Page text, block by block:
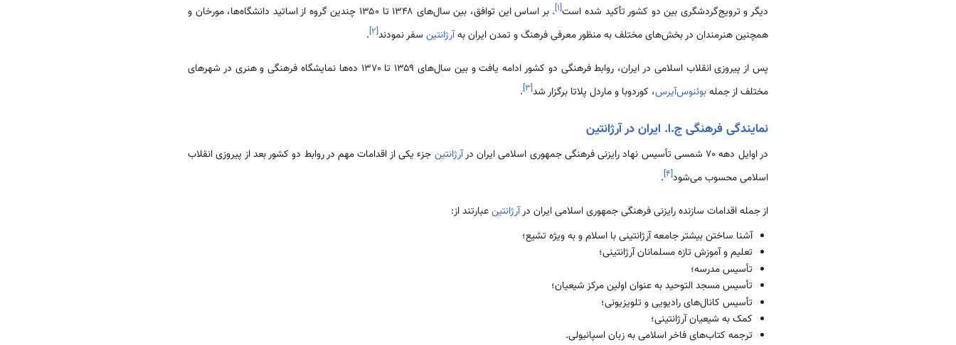
دیگر و ترویج‌گردشگری بین دو کشور تأکید شده است[۱]
. بر اساس این توافق، بین سال‌های ۱۳۴۸ تا ۱۳۵۰ چندین گروه از اساتید دانشگاه‌ها، مورخان و
همچنین هنرمندان در بخش‌های مختلف به منظور معرفی فرهنگ و تمدن ایران بهآرژانتین سفر نمودند[۲]
.
پس از پیروزی انقلاب اسلامی در ایران، روابط فرهنگی دو کشور ادامه یافت و بین سال‌های ۱۳۵۹ تا ۱۳۷۰ ده‌ها نمایشگاه فرهنگی و هنری در شهرهای
مختلف از جملهبوئنوس‌آیرس، کوردوبا و ماردل پلاتا برگزار شد[۳]
.
نمایندگی فرهنگی ج.ا. ایران در آرژانتین
در اوایل دهه ۷۰ شمسی تأسیس نهاد رایزنی فرهنگی جمهوری اسلامی ایران در آرژانتین جزء یکی از اقدامات مهم در روابط دو کشور بعد از پیروزی انقلاب
اسلامی محسوب می‌شود[۴]
.
از جمله اقدامات سازنده رایزنی فرهنگی جمهوری اسلامی ایران درآرژانتینعبارتند از:
آشنا ساختن بیشتر جامعه آرژانتینی با اسلام و به ویژه تشیع؛
تعلیم و آموزش تازه مسلمانان آرژانتینی؛
تأسیس مدرسه؛
تأسیس مسجد التوحید به عنوان اولین مرکز شیعیان؛
تأسیس کانال‌های رادیویی و تلویزیونی؛
کمک به شیعیان آرژانتینی؛
ترجمه کتاب‌های فاخر اسلامی به زبان اسپانیولی.